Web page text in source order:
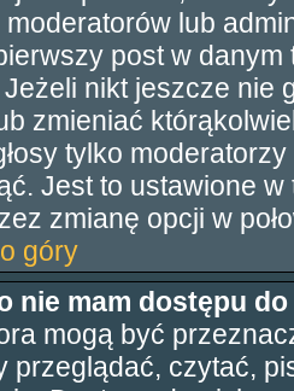
lub
post w
nikt jeszcze nie
zmieniać
tylko
Jest to ustawione
zmianę opcji w
góry
nie mam dostępu
mogą być
przeglądać, czytać,